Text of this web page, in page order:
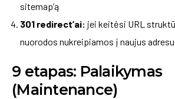
sitemap’ą
301 redirect’ai: jei keitėsi URL
nuorodos nukreipiamos į naujus
9 etapas: Palaikymas
(Maintenance)